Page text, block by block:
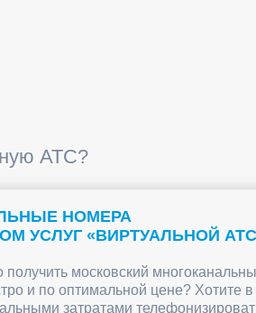
АТС?
НОМЕРА
УСЛУГ «ВИРТУАЛЬНОЙ
московский
и по оптимальной цене? Хотите
затратами